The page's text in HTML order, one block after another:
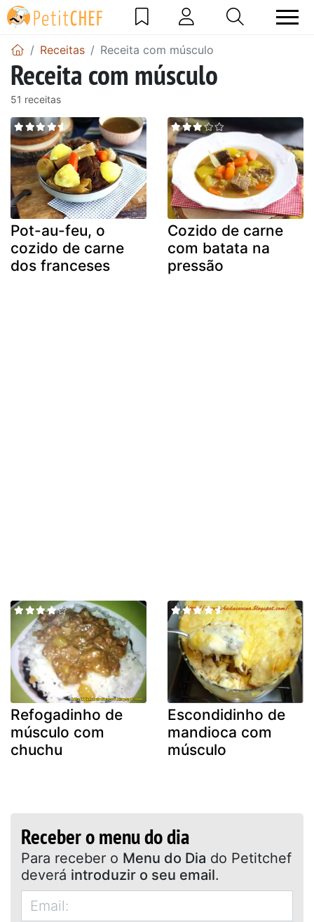
Receitas Receita com músculo
Receita com músculo
51 receitas
Pot-au-feu, o
cozido de carne
dos franceses
Cozido de carne
com batata na
pressão
Refogadinho de
músculo com
chuchu
Escondidinho de
mandioca com
músculo
Receber o menu do dia
Para receber o Menu do Dia do Petitchef
deverá introduzir o seu email.